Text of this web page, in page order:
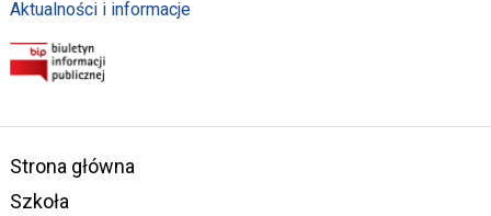
Aktualności i informacje
Strona główna
Szkoła